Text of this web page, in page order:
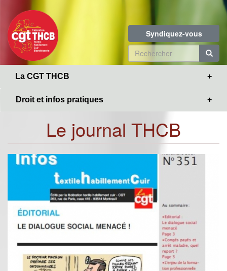
contenu
principal
Syndiquez-vous
Formulaire
de
La CGT THCB
Droit et infos pratiques
Le journal THCB